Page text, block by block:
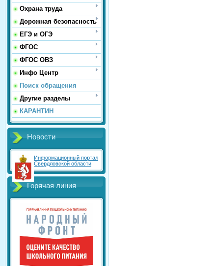
Охрана труда
Дорожная безопасность
ЕГЭ и ОГЭ
ФГОС
ФГОС ОВЗ
Инфо Центр
Поиск обращения
Другие разделы
КАРАНТИН
Новости
Информационный портал
Свердловской области
Горячая линия